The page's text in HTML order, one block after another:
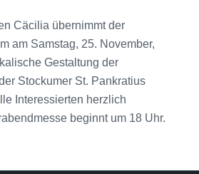
Cäcilia übernimmt der
am Samstag, 25. November,
Gestaltung der
Stockumer St. Pankratius
Interessierten herzlich
beginnt um 18 Uhr.